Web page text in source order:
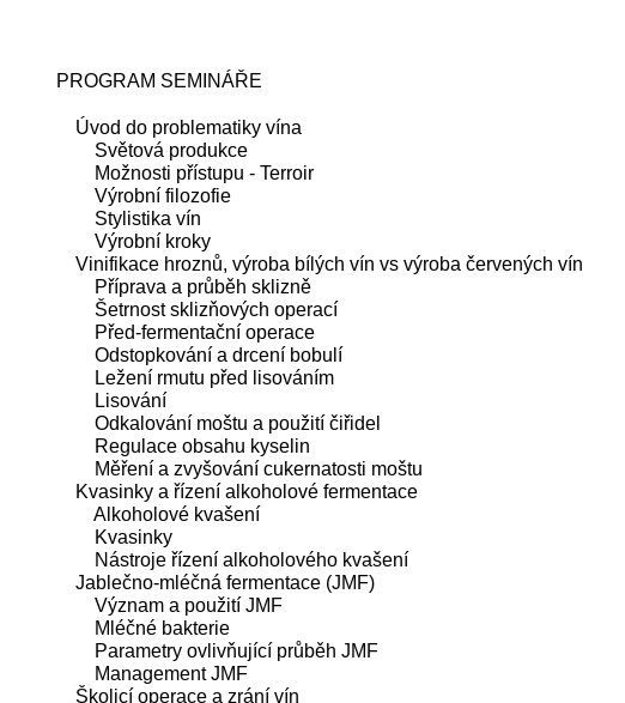
PROGRAM SEMINÁŘE
Úvod do problematiky vína
Světová produkce
Možnosti přístupu - Terroir
Výrobní filozofie
Stylistika vín
Výrobní kroky
Vinifikace hroznů, výroba bílých vín vs výroba červených vín
Příprava a průběh sklizně
Šetrnost sklizňových operací
Před-fermentační operace
Odstopkování a drcení bobulí
Ležení rmutu před lisováním
Lisování
Odkalování moštu a použití čiřidel
Regulace obsahu kyselin
Měření a zvyšování cukernatosti moštu
Kvasinky a řízení alkoholové fermentace
Alkoholové kvašení
Kvasinky
Nástroje řízení alkoholového kvašení
Jablečno-mléčná fermentace (JMF)
Význam a použití JMF
Mléčné bakterie
Parametry ovlivňující průběh JMF
Management JMF
Školicí operace a zrání vín